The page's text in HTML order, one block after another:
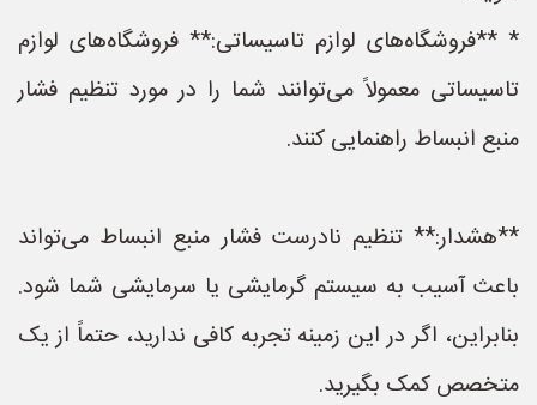
* **فروشگاه‌های لوازم تاسیساتی:** فروشگاه‌های لوازم
تاسیساتی معمولاً می‌توانند شما را در مورد تنظیم فشار
منبع انبساط راهنمایی کنند.
**هشدار:** تنظیم نادرست فشار منبع انبساط می‌تواند
باعث آسیب به سیستم گرمایشی یا سرمایشی شما شود.
بنابراین، اگر در این زمینه تجربه کافی ندارید، حتماً از یک
متخصص کمک بگیرید.